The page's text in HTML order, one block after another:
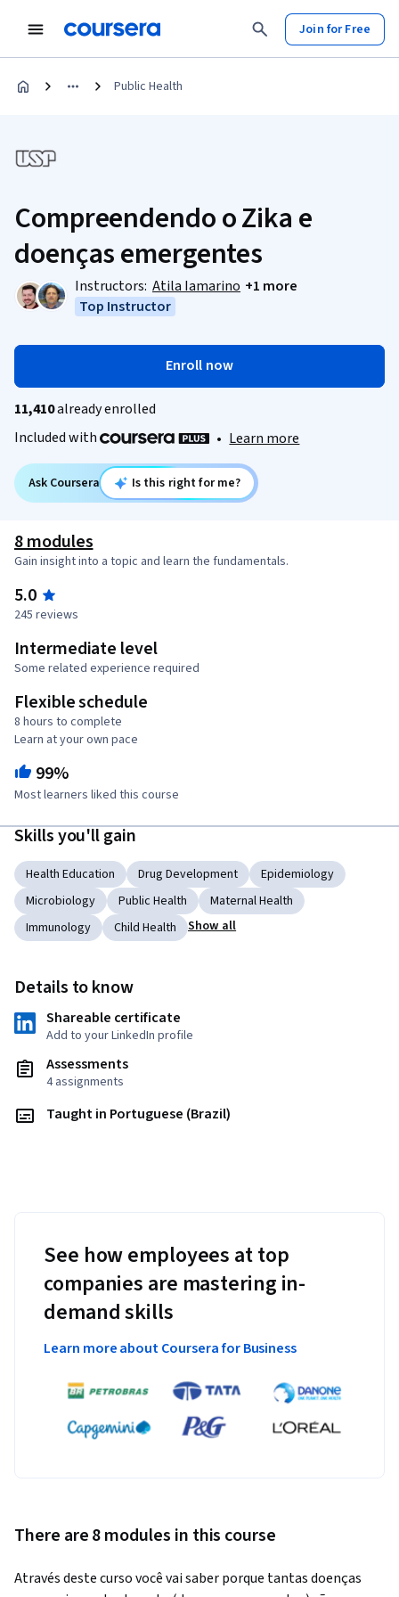
Join for Free
Public Health
Compreendendo o Zika e
doenças emergentes
Instructors: Atila Iamarino +1 more
Top Instructor
Enroll now
11,410already enrolled
Included with
• Learn more
Ask Coursera Is this right for me?
8 modules
Gain insight into a topic and learn the fundamentals.
5.0
245 reviews
Intermediate level
Some related experience required
Flexible schedule
8 hours to complete
Learn at your own pace
99%
Most learners liked this course
Skills you'll gain
Health Education Drug Development
Epidemiology
Microbiology
Public Health
Maternal Health
Immunology
Child Health Show all
Details to know
Shareable certificate
Add to your LinkedIn profile
Assessments
4 assignments
Taught in Portuguese (Brazil)
See how employees at top
companies are mastering in-
demand skills
Learn more about Coursera for Business
There are 8 modules in this course
Através deste curso você vai saber porque tantas doenças